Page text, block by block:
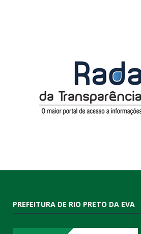
PREFEITURA DE RIO PRETO DA EVA